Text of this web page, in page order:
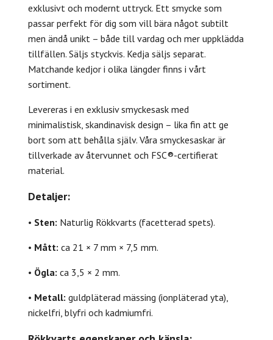
exklusivt och modernt uttryck. Ett smycke som
passar perfekt för dig som vill bära något subtilt
men ändå unikt – både till vardag och mer uppklädda
tillfällen. Säljs styckvis. Kedja säljs separat.
Matchande kedjor i olika längder finns i vårt
sortiment.
Levereras i en exklusiv smyckesask med
minimalistisk, skandinavisk design – lika fin att ge
bort som att behålla själv. Våra smyckesaskar är
tillverkade av återvunnet och FSC®-certifierat
material.
Detaljer:
• Sten: Naturlig Rökkvarts (facetterad spets).
• Mått: ca 21 × 7 mm × 7,5 mm.
• Ögla: ca 3,5 × 2 mm.
• Metall: guldpläterad mässing (ionpläterad yta),
nickelfri, blyfri och kadmiumfri.